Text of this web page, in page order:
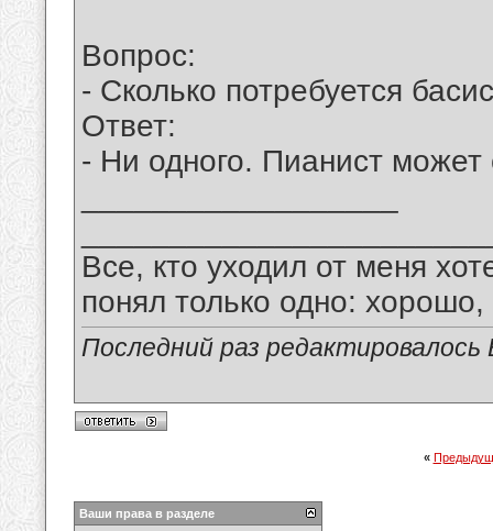
Вопрос:
- Сколько потребуется
Ответ:
- Ни одного. Пианист может
Все, кто уходил от меня
понял только одно:
Последний раз
«
Ваши права в разделе